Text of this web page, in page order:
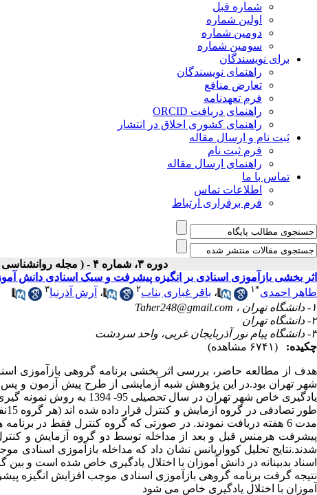
شماره قبل
اولین شماره
دومین شماره
سومین شماره
برای نویسندگان
راهنمای نویسندگان
تعارض منافع
فرم تعهدنامه
راهنمای دریافت ORCID
راهنمای کشوری اخلاق در انتشار
ثبت نام و ارسال مقاله
فرم ثبت نام
راهنمای ارسال مقاله
تماس با ما
اطلاعات تماس
فرم برقراری ارتباط
دوره ۳، شماره ۴ - ( مجله روانشناسی و روانپزشکی شناخت ۱۳۹۵ )
اثر بخشی بازآموزی اسنادی بر انگیزه پیشرفت و سبک اسنادی دانش
طاهر احمدی*۱ ، باقر غباری بناب۲ ، آرش آذرنیا۳
۱- دانشگاه تهران ،
Taher248@gmail.com
۲- دانشگاه تهران
۳- دانشگاه پیام نور آذربایجان غربی، واحد سردشت
چکیده:
(۶۷۴۱ مشاهده)
هدف از مطالعه حاضر، بررسی اثر بخشی برنامه گروهی بازآموزی
شهر تهران بود.در این پژوهش شبه­ آزمایشی از طرح پیش ­آزمون و پس­
مدت 6 هفته دریافت نمودند. در صورتی که گروه کنترل فقط در
پیشرفت هرمنس قبل و بعد از مداخله توسط دو گروه آزمایش و کنترل
شدند.نتایج تحلیل کوواریانس نشان داد که مداخله بازآموزی
اسناد بدبینانه در دانش آموزان با اختلال یادگیری خاص شده است و
نتیجه گرفت برنامه گروهی بازآموزی اسنادی موجب افزایش انگیزه­
­آموزان با اختلال یادگیری خاص می شود